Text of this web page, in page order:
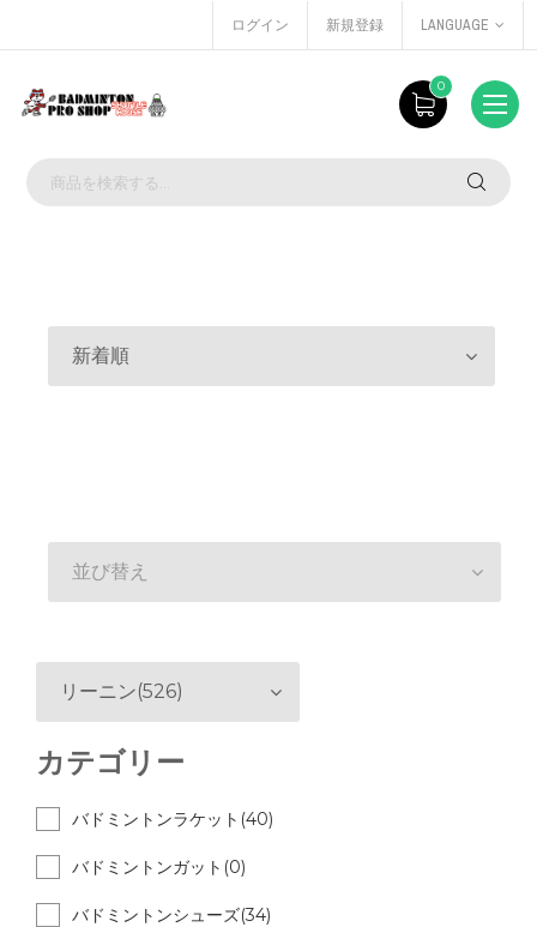
ログイン 新規登録 LANGUAGE
0
新着順
並び替え
リーニン(526)
カテゴリー
バドミントンラケット(40)
バドミントンガット(0)
バドミントンシューズ(34)